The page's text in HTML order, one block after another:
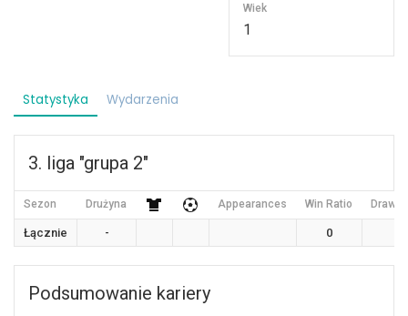
Wiek
1
Statystyka Wydarzenia
3. liga "grupa 2"
Sezon Drużyna Appearances Win Ratio Draw
Łącznie - 0
Podsumowanie kariery